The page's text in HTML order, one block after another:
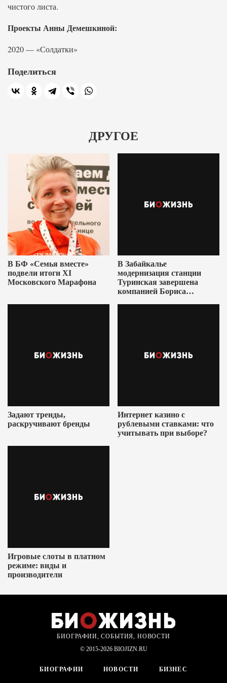
чистого листа.
Проекты Анны Демешкиной:
2020 — «Солдатки»
Поделиться
ДРУГОЕ
В БФ «Семья вместе»
подвели итоги XI
Московского Марафона
В Забайкалье
модернизация станции
Туринская завершена
компанией Бориса
Задают тренды,
раскручивают бренды
Интернет казино с
рублевыми ставками: что
учитывать при выборе?
Игровые слоты в платном
режиме: виды и
производители
БИОГРАФИИ, СОБЫТИЯ, НОВОСТИ
© 2015-2026 BIOJIZN.RU
БИОГРАФИИ НОВОСТИ БИЗНЕС